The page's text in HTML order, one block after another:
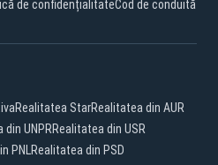
de confidențialitateCod de conduită
Realitatea StarRealitatea din AUR
din UNPRRealitatea din USR
PNLRealitatea din PSD